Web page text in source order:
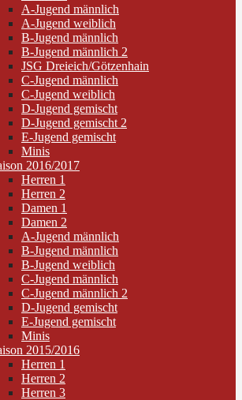
A-Jugend männlich
A-Jugend weiblich
B-Jugend männlich
B-Jugend männlich 2
JSG Dreieich/Götzenhain
C-Jugend männlich
C-Jugend weiblich
D-Jugend gemischt
D-Jugend gemischt 2
E-Jugend gemischt
Minis
2016/2017
Herren 1
Herren 2
Damen 1
Damen 2
A-Jugend männlich
B-Jugend männlich
B-Jugend weiblich
C-Jugend männlich
C-Jugend männlich 2
D-Jugend gemischt
E-Jugend gemischt
Minis
2015/2016
Herren 1
Herren 2
Herren 3